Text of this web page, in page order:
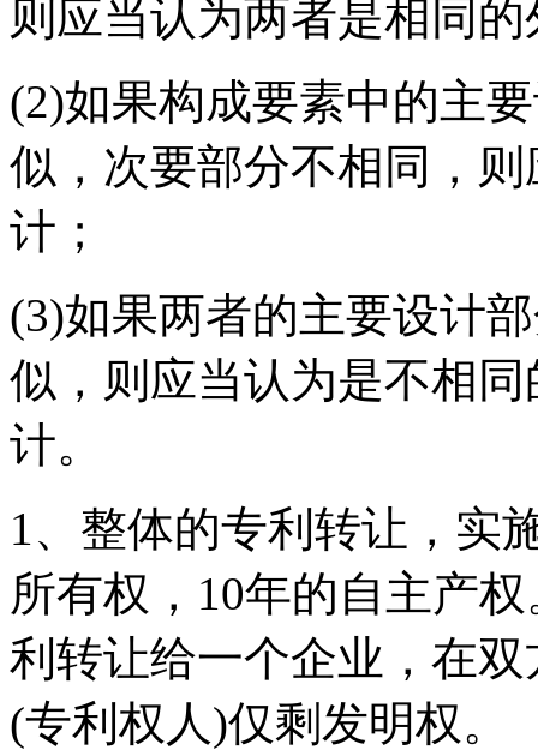
则应当认为两者是相同
(2)如果构成要素中的主
似，次要部分不相同，
计；
(3)如果两者的主要设计
似，则应当认为是不相
计。
1、整体的专利转让，实
所有权，10年的自主产
利转让给一个企业，在
(专利权人)仅剩发明权。